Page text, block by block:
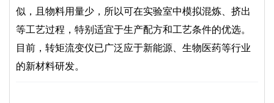
似，且物料用量少，所以可在实验室中模拟混炼、挤出
等工艺过程，特别适宜于生产配方和工艺条件的优选。
目前，转矩流变仪已广泛应于新能源、生物医药等行业
的新材料研发。